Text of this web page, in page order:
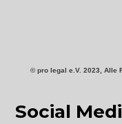
©pro legal e.V. 2023, Alle
Social